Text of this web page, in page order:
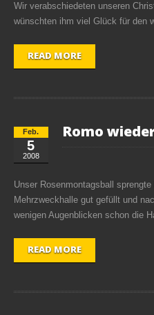
Wir verabschiedeten unseren
wünschten ihm viel Glück für den
READ MORE
Feb.
5
2008
Romo
Unser Rosenmontagsball
Mehrzweckhalle gut gefüllt und
wenigen Augenblicken schon die
READ MORE